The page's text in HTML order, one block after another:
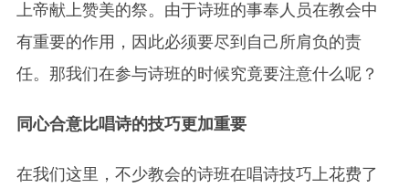
上帝献上赞美的祭。由于诗班的事奉人员在教会中
有重要的作用，因此必须要尽到自己所肩负的责
任。那我们在参与诗班的时候究竟要注意什么呢？
同心合意比唱诗的技巧更加重要
在我们这里，不少教会的诗班在唱诗技巧上花费了